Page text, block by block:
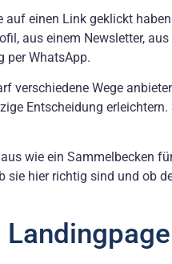
auf einen Link geklickt
aus einem Newsletter, aus
per WhatsApp.
verschiedene Wege
Entscheidung erleichtern.
wie ein Sammelbecken
sie hier richtig sind und ob